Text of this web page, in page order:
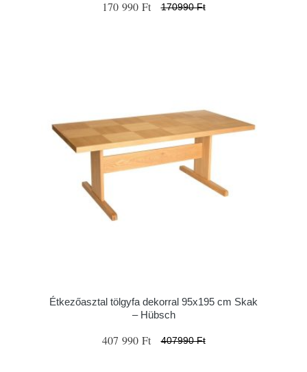
170 990 Ft 170990 Ft
Étkezőasztal tölgyfa dekorral 95x195 cm Skak
– Hübsch
407 990 Ft 407990 Ft